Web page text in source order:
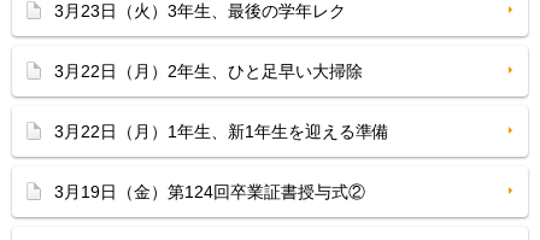
3月23日（火）3年生、最後の学年レク
3月22日（月）2年生、ひと足早い大掃除
3月22日（月）1年生、新1年生を迎える準備
3月19日（金）第124回卒業証書授与式②